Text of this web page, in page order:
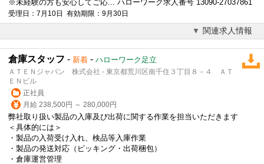
※未経験の方も安心してご応... ハローワーク求人番号 13090-27037861
受理日：7月10日 有効期限：9月30日
関連求人情報
倉庫スタッフ - 新着 - ハローワーク足立
ＡＴＥＮジャパン 株式会社 - 東京都荒川区南千住３丁目８－４ ＡＴ
ＥＮビル
正社員
月給 238,500円 ～ 280,000円
弊社取り扱い製品の入庫及び出荷に関する作業を担当いただきます
＜具体的には＞
・製品の入荷受け入れ、検品等入庫作業
・製品の発送対応（ピッキング・出荷梱包）
・倉庫運営管理